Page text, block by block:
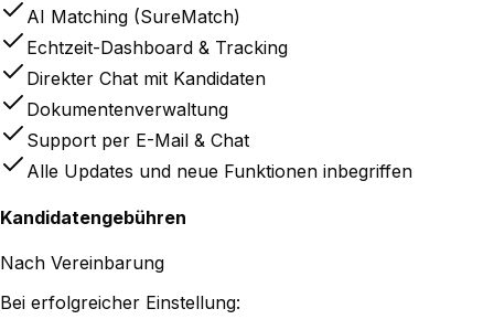
AI Matching (SureMatch)
Echtzeit-Dashboard & Tracking
Direkter Chat mit Kandidaten
Dokumentenverwaltung
Support per E-Mail & Chat
Alle Updates und neue Funktionen inbegriffen
Kandidatengebühren
Nach Vereinbarung
Bei erfolgreicher Einstellung: